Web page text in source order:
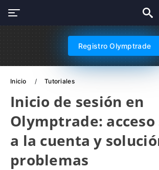
Registro Olymptrade
Inicio Tutoriales
Inicio de sesión en
Olymptrade: acceso
a la cuenta y
problemas